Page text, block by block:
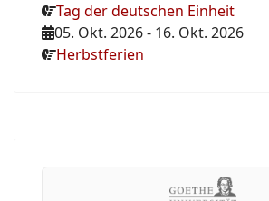
Tag der deutschen Einheit
05. Okt. 2026- 16. Okt. 2026
Herbstferien